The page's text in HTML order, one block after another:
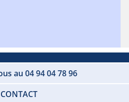
au 04 94 04 78 96
CONTACT